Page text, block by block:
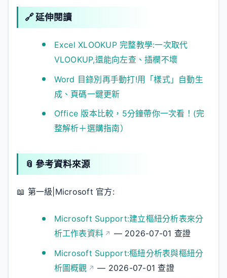
🔗 延伸閱讀
Excel XLOOKUP 完整教學:一次取代
VLOOKUP,還能向左查、插欄不壞
Word 目錄別再手動打!用「樣式」自動生
成、頁碼一鍵更新
Office 版本比較，5分鐘帶你一次看！(完
整解析＋選購指南）
📎 參考資料來源
📖 第一級|Microsoft 官方:
Microsoft Support:建立樞紐分析表來分
析工作表資料
— 2026-07-01 查證
Microsoft Support:樞紐分析表與樞紐分
析圖概觀
— 2026-07-01 查證